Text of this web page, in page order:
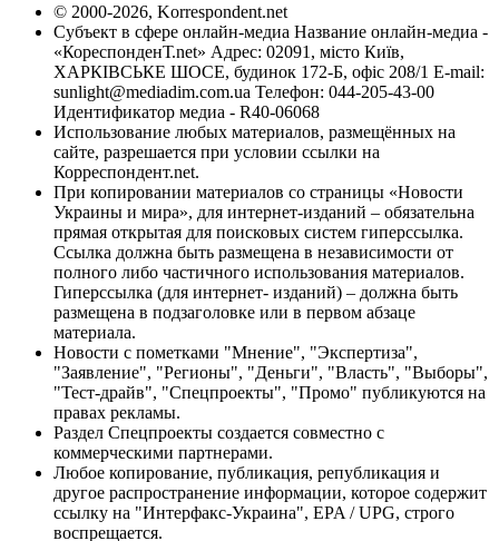
© 2000-2026, Korrespondent.net
Субъект в сфере онлайн-медиа Название онлайн-медиа -
«КореспонденТ.net» Адрес: 02091, місто Київ,
ХАРКІВСЬКЕ ШОСЕ, будинок 172-Б, офіс 208/1 E-mail:
sunlight@mediadim.com.ua Телефон: 044-205-43-00
Идентификатор медиа - R40-06068
Использование любых материалов, размещённых на
сайте, разрешается при условии ссылки на
Корреспондент.net.
При копировании материалов со страницы «Новости
Украины и мира», для интернет-изданий – обязательна
прямая открытая для поисковых систем гиперссылка.
Ссылка должна быть размещена в независимости от
полного либо частичного использования материалов.
Гиперссылка (для интернет- изданий) – должна быть
размещена в подзаголовке или в первом абзаце
материала.
Новости с пометками "Мнение", "Экспертиза",
"Заявление", "Регионы", "Деньги", "Власть", "Выборы",
"Тест-драйв", "Спецпроекты", "Промо" публикуются на
правах рекламы.
Раздел Спецпроекты создается совместно с
коммерческими партнерами.
Любое копирование, публикация, републикация и
другое распространение информации, которое содержит
ссылку на "Интерфакс-Украина", EPA / UPG, строго
воспрещается.